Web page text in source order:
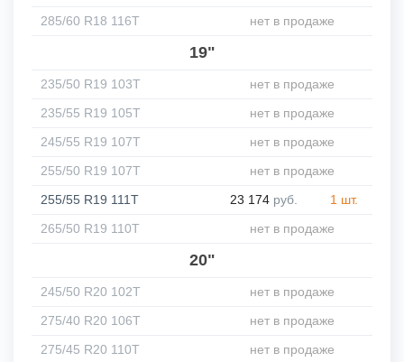
285/60 R18 116T
нет в продаже
19"
235/50 R19 103T
нет в продаже
235/55 R19 105T
нет в продаже
245/55 R19 107T
нет в продаже
255/50 R19 107T
нет в продаже
255/55 R19 111T
23 174руб.
1 шт.
265/50 R19 110T
нет в продаже
20"
245/50 R20 102T
нет в продаже
275/40 R20 106T
нет в продаже
275/45 R20 110T
нет в продаже